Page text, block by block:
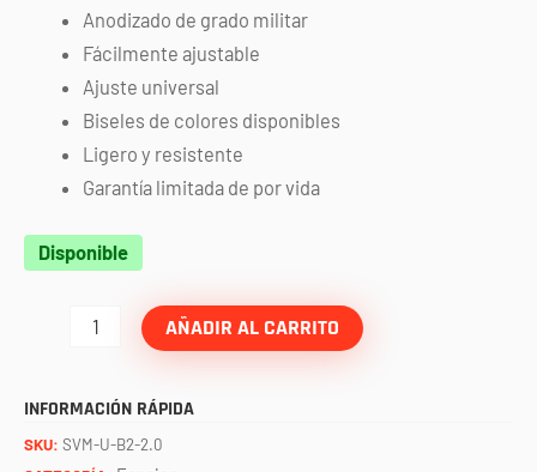
Anodizado de grado militar
Fácilmente ajustable
Ajuste universal
Biseles de colores disponibles
Ligero y resistente
Garantía limitada de por vida
Disponible
Par
2.0"
AÑADIR AL CARRITO
INFORMACIÓN RÁPIDA
SKU: SVM-U-B2-2.0